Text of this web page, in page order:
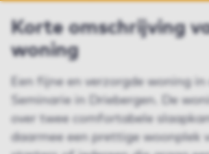
Korte omschrijving
woning
Een fijne en verzorgde woning in
Seminarie in Driebergen. De
over twee comfortabele
daarmee een prettige woonplek